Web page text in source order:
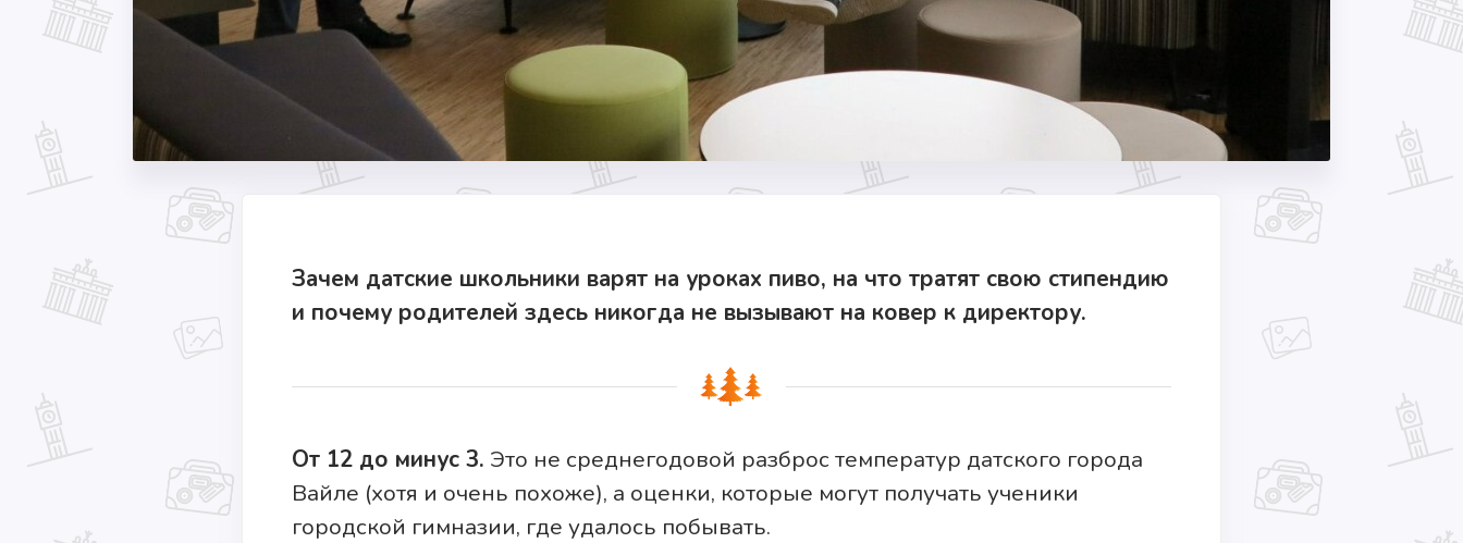
Зачем датские школьники варят на уроках пиво, на что тратят свою стипендию
и почему родителей здесь никогда не вызывают на ковер к директору.
От 12 до минус 3. Это не среднегодовой разброс температур датского города
Вайле (хотя и очень похоже), а оценки, которые могут получать ученики
городской гимназии, где удалось побывать.